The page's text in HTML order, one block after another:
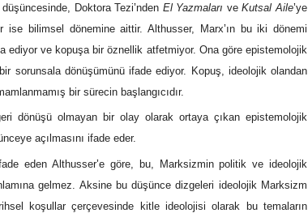
düşüncesinde, Doktora Tezi’nden El Yazmaları veKutsal Aile’ye
ise bilimsel dönemine aittir. Althusser, Marx’ın bu iki dönemi
ediyor ve kopuşa bir öznellik atfetmiyor. Ona göre epistemolojik
sorunsala dönüşümünü ifade ediyor. Kopuş, ideolojik olandan
bir sürecin başlangıcıdır.
dönüşü olmayan bir olay olarak ortaya çıkan epistemolojik
açılmasını ifade eder.
eden Althusser’e göre, bu, Marksizmin politik ve ideolojik
gelmez. Aksine bu düşünce dizgeleri ideolojik Marksizm
koşullar çerçevesinde kitle ideolojisi olarak bu temaların